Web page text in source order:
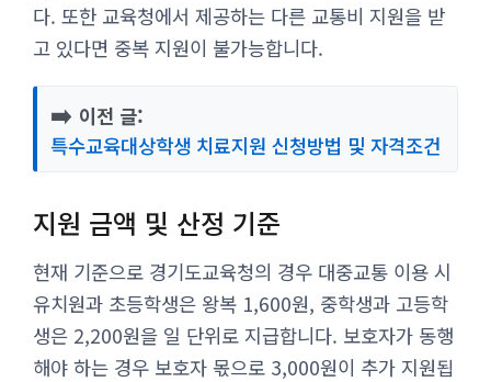
다. 또한 교육청에서 제공하는 다른 교통비 지원을 받
고 있다면 중복 지원이 불가능합니다.
➡️ 이전 글:
특수교육대상학생 치료지원 신청방법 및 자격조건
지원 금액 및 산정 기준
현재 기준으로 경기도교육청의 경우 대중교통 이용 시
유치원과 초등학생은 왕복 1,600원, 중학생과 고등학
생은 2,200원을 일 단위로 지급합니다. 보호자가 동행
해야 하는 경우 보호자 몫으로 3,000원이 추가 지원됩